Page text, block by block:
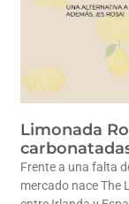
Limonada
Frente a una falta
mercado nace The